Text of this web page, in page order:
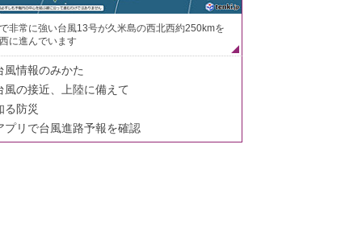
非常に強い台風13号が久米島の西北西約250kmを
に進んでいます
風情報のみかた
風の接近、上陸に備えて
る防災
プリで台風進路予報を確認